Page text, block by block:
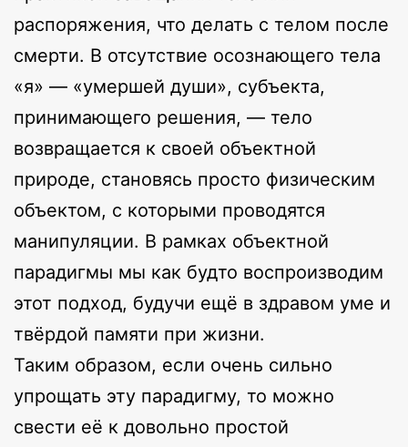
распоряжения, что делать с телом после
смерти. В отсутствие осознающего тела
«я» — «умершей души», субъекта,
принимающего решения, — тело
возвращается к своей объектной
природе, становясь просто физическим
объектом, с которыми проводятся
манипуляции. В рамках объектной
парадигмы мы как будто воспроизводим
этот подход, будучи ещё в здравом уме и
твёрдой памяти при жизни.
Таким образом, если очень сильно
упрощать эту парадигму, то можно
свести её к довольно простой